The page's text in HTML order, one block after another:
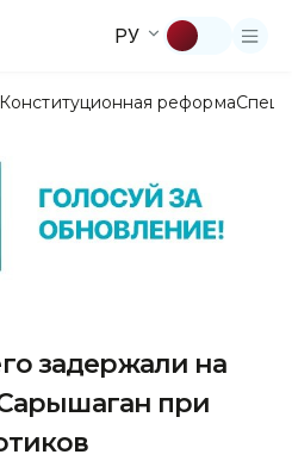
РУ
Конституционная реформа
задержали на
при